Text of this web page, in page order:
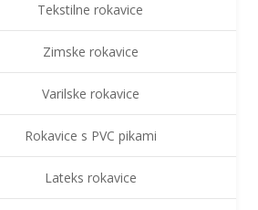
Tekstilne rokavice
Zimske rokavice
Varilske rokavice
Rokavice s PVC pikami
Lateks rokavice